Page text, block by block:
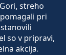
streho
pri
so v pripravi,
akcija.